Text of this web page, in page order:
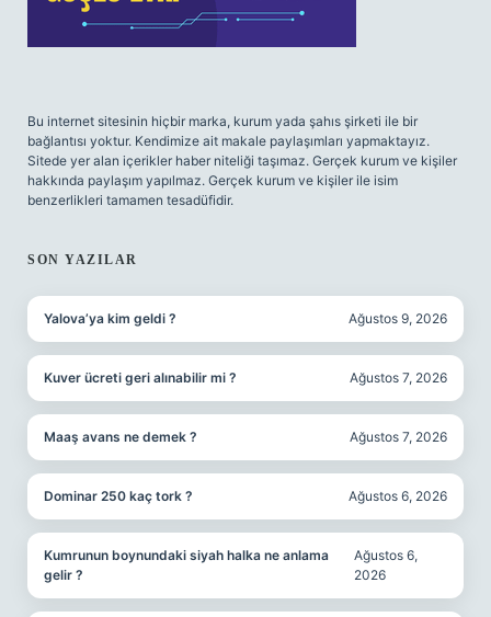
Bu internet sitesinin hiçbir marka, kurum yada şahıs şirketi ile bir
bağlantısı yoktur. Kendimize ait makale paylaşımları yapmaktayız.
Sitede yer alan içerikler haber niteliği taşımaz. Gerçek kurum ve kişiler
hakkında paylaşım yapılmaz. Gerçek kurum ve kişiler ile isim
benzerlikleri tamamen tesadüfidir.
SON YAZILAR
Yalova’ya kim geldi ? Ağustos 9, 2026
Kuver ücreti geri alınabilir mi ? Ağustos 7, 2026
Maaş avans ne demek ? Ağustos 7, 2026
Dominar 250 kaç tork ? Ağustos 6, 2026
Kumrunun boynundaki siyah halka ne anlama
gelir ?
Ağustos 6,
2026